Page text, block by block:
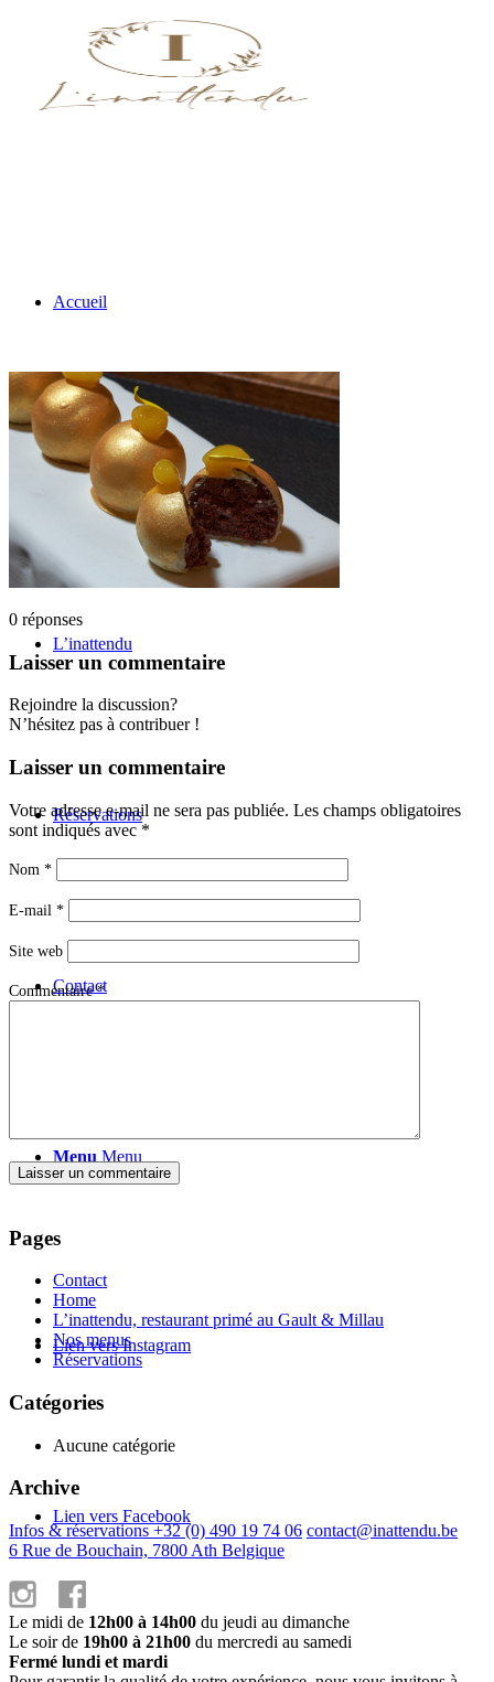
Accueil
Nos menus
L’inattendu
Réservations
Contact
Menu Menu
Lien vers Instagram
Lien vers Facebook
0 réponses
Laisser un commentaire
Rejoindre la discussion?
N’hésitez pas à contribuer !
Laisser un commentaire
Votre adresse e-mail ne sera pas publiée. Les champs obligatoires
sont indiqués avec *
Nom *
E-mail *
Site web
Commentaire*
Pages
Contact
Home
L’inattendu, restaurant primé au Gault & Millau
Nos menus
Réservations
Catégories
Aucune catégorie
Archive
Infos & réservations +32 (0) 490 19 74 06 contact@inattendu.be
6 Rue de Bouchain, 7800 Ath Belgique
Le midi de 12h00 à 14h00 du jeudi au dimanche
Le soir de 19h00 à 21h00 du mercredi au samedi
Fermé lundi et mardi